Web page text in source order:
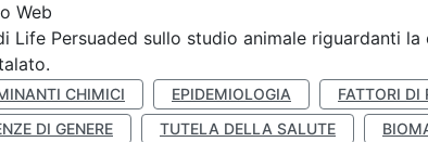
Web
Life Persuaded sullo studio animale riguardanti
CHIMICI EPIDEMIOLOGIA FATTORI DI
DI GENERE
TUTELA DELLA SALUTE